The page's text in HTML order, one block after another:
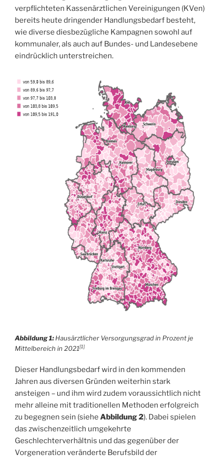
verpflichteten Kassenärztlichen Vereinigungen (KVen)
bereits heute dringender Handlungsbedarf besteht,
wie diverse diesbezügliche Kampagnen sowohl auf
kommunaler, als auch auf Bundes- und Landesebene
eindrücklich unterstreichen.
Abbildung 1:Hausärztlicher Versorgungsgrad in Prozent je
Mittelbereich in 2021[1]
Dieser Handlungsbedarf wird in den kommenden
Jahren aus diversen Gründen weiterhin stark
ansteigen – und ihm wird zudem voraussichtlich nicht
mehr alleine mit traditionellen Methoden erfolgreich
zu begegnen sein (siehe Abbildung 2). Dabei spielen
das zwischenzeitlich umgekehrte
Geschlechterverhältnis und das gegenüber der
Vorgeneration veränderte Berufsbild der